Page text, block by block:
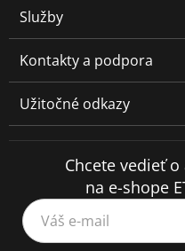
Služby
Kontakty a podpora
Užitočné odkazy
Chcete vedieť
na e-shope
Váš e-mail